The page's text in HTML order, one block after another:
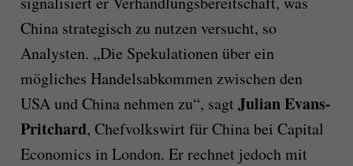
China strategisch zu nutzen versucht, so
Analysten. „Die Spekulationen über ein
mögliches Handelsabkommen zwischen den
USA und China nehmen zu“, sagt Julian Evans-
Pritchard, Chefvolkswirt für China bei Capital
Economics in London. Er rechnet jedoch mit